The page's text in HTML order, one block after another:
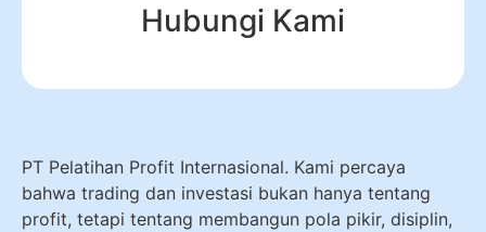
Hubungi Kami
PT Pelatihan Profit Internasional. Kami percaya
bahwa trading dan investasi bukan hanya tentang
profit, tetapi tentang membangun pola pikir, disiplin,